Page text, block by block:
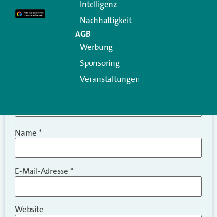
Kommentar
Name *
E-Mail-Adresse *
Website
Intelligenz
Nachhaltigkeit
AGB
Werbung
Sponsoring
Veranstaltungen